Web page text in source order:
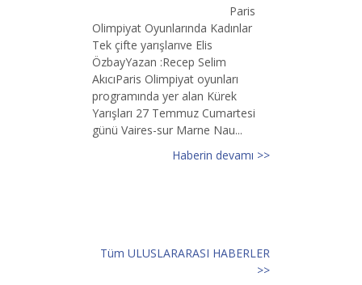
Paris
Olimpiyat Oyunlarında Kadınlar
Tek çifte yarışlarıve Elis
ÖzbayYazan :Recep Selim
AkıcıParis Olimpiyat oyunları
programında yer alan Kürek
Yarışları 27 Temmuz Cumartesi
günü Vaires-sur Marne Nau...
Haberin devamı >>
Tüm ULUSLARARASI HABERLER
>>